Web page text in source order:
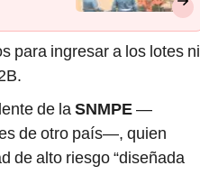
para ingresar a los lotes ni
de laSNMPE—
de otro país—, quien
de alto riesgo “diseñada